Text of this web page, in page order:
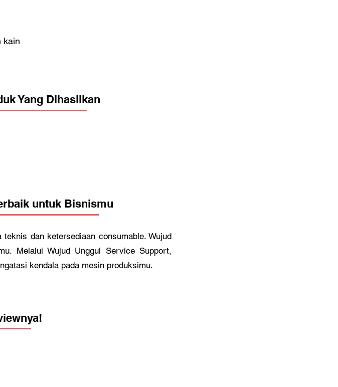
kain
Yang Dihasilkan
untuk Bisnismu
dan ketersediaan consumable. Wujud
Melalui Wujud Unggul Service Support,
kendala pada mesin produksimu.